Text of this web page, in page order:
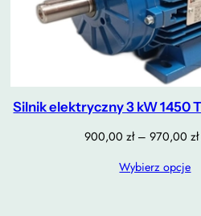
Silnik elektryczny 3 kW 1450
900,00 zł – 970,00 zł
Wybierz opcje